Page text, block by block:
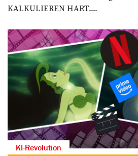
KALKULIEREN HART....
KI-Revolution